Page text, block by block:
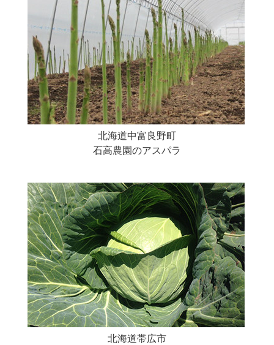
北海道中富良野町
石高農園のアスパラ
北海道帯広市